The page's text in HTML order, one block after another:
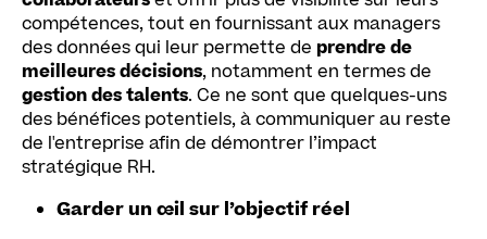
compétences, tout en fournissant aux managers
des données qui leur permette de prendre de
meilleures décisions, notamment en termes de
gestion des talents. Ce ne sont que quelques-uns
des bénéfices potentiels, à communiquer au reste
de l'entreprise afin de démontrer l’impact
stratégique RH.
Garder un œil sur l’objectif réel